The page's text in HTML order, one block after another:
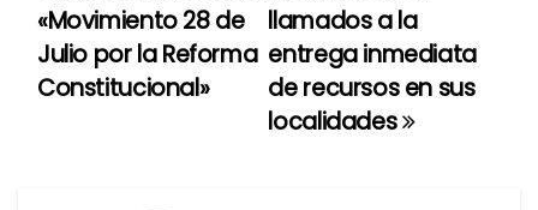
a
v
llamados a la
entrega inmediata
de recursos en sus
localidades
«Movimiento 28 de
Julio por la Reforma
Constitucional»